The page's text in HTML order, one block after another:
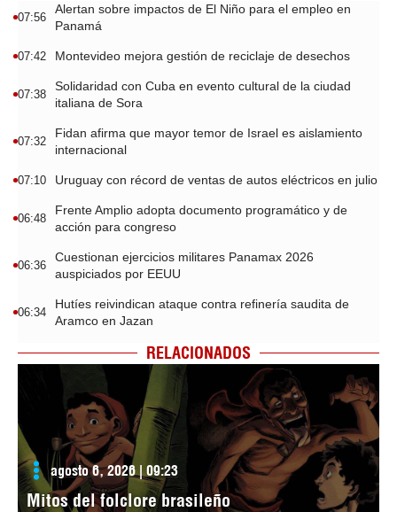
07:56
Alertan sobre impactos de El Niño para el empleo en
Panamá
07:42 Montevideo mejora gestión de reciclaje de desechos
07:38
Solidaridad con Cuba en evento cultural de la ciudad
italiana de Sora
07:32
Fidan afirma que mayor temor de Israel es aislamiento
internacional
07:10 Uruguay con récord de ventas de autos eléctricos en julio
06:48
Frente Amplio adopta documento programático y de
acción para congreso
06:36
Cuestionan ejercicios militares Panamax 2026
auspiciados por EEUU
06:34
Hutíes reivindican ataque contra refinería saudita de
Aramco en Jazan
RELACIONADOS
agosto 6, 2026 | 09:23
Mitos del folclore brasileño